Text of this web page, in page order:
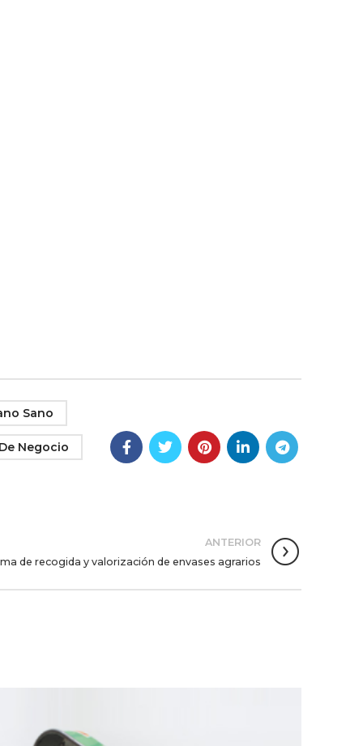
Sano
Negocio
ANTERIOR
de recogida y valorización de envases agrarios